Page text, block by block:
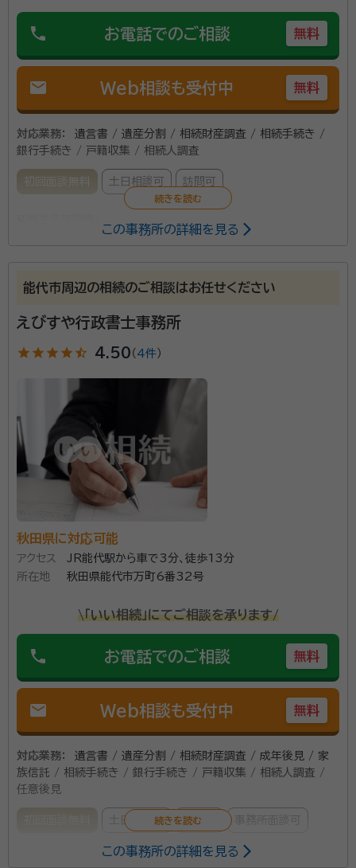
phone お電話でのご相談 無料
mail Web相談も受付中 無料
対応業務：
遺言書 / 遺産分割 / 相続財産調査 / 相続手続き /
銀行手続き / 戸籍収集 / 相続人調査
初回面談無料 土日相談可 訪問可
地域振興局主催の空家相談会、行政書士会支部主催の
無料相談会において相続に関する相談に応じて来まし
相続問題についてもお力になれればと思います。 土日・
祝祭日も電話対応可能です。
行政書士、宅地建物取引士、FP技能士2級
所属団体：
この事務所の詳細を見る
能代市周辺の相続のご相談はお任せください
えびすや行政書士事務所
star star star star star_half 4.50 （ 4件）
秋田県に対応可能
アクセス
JR能代駅から車で3分、徒歩13分
所在地
秋田県能代市万町6番32号
\「いい相続」にてご相談を承ります/
phone お電話でのご相談 無料
mail Web相談も受付中 無料
対応業務：
遺言書 / 遺産分割 / 相続財産調査 / 成年後見 / 家
族信託 / 相続手続き / 銀行手続き / 戸籍収集 / 相続人調査 /
任意後見
土日相談可 訪問可
この事務所の詳細を見る